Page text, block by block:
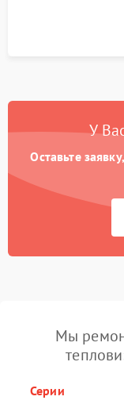
У
Оставьте
Мы
Серии